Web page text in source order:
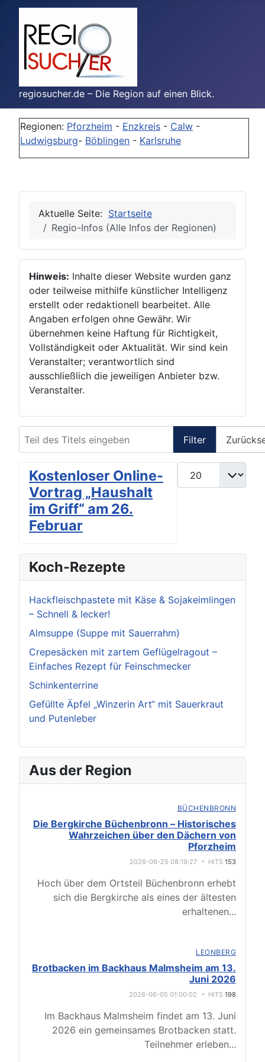
regiosucher.de – Die Region auf einen Blick.
Regionen: Pforzheim - Enzkreis - Calw -
Ludwigsburg- Böblingen - Karlsruhe
Aktuelle Seite: Startseite
Regio-Infos (Alle Infos der Regionen)
Hinweis: Inhalte dieser Website wurden ganz
oder teilweise mithilfe künstlicher Intelligenz
erstellt oder redaktionell bearbeitet. Alle
Angaben erfolgen ohne Gewähr. Wir
übernehmen keine Haftung für Richtigkeit,
Vollständigkeit oder Aktualität. Wir sind kein
Veranstalter; verantwortlich sind
ausschließlich die jeweiligen Anbieter bzw.
Veranstalter.
Filter
Anzeige #
Kostenloser Online-
Vortrag „Haushalt
im Griff“ am 26.
Februar
Koch-Rezepte
Hackfleischpastete mit Käse & Sojakeimlingen
– Schnell & lecker!
Almsuppe (Suppe mit Sauerrahm)
Crepesäcken mit zartem Geflügelragout –
Einfaches Rezept für Feinschmecker
Schinkenterrine
Gefüllte Äpfel „Winzerin Art“ mit Sauerkraut
und Putenleber
Aus der Region
BÜCHENBRONN
Die Bergkirche Büchenbronn – Historisches
Wahrzeichen über den Dächern von
Pforzheim
2026-06-25 08:19:27 HITS 153
Hoch über dem Ortsteil Büchenbronn erhebt
sich die Bergkirche als eines der ältesten
erhaltenen...
LEONBERG
Brotbacken im Backhaus Malmsheim am 13.
Juni 2026
2026-06-05 01:00:02 HITS 198
Im Backhaus Malmsheim findet am 13. Juni
2026 ein gemeinsames Brotbacken statt.
Teilnehmer erleben...